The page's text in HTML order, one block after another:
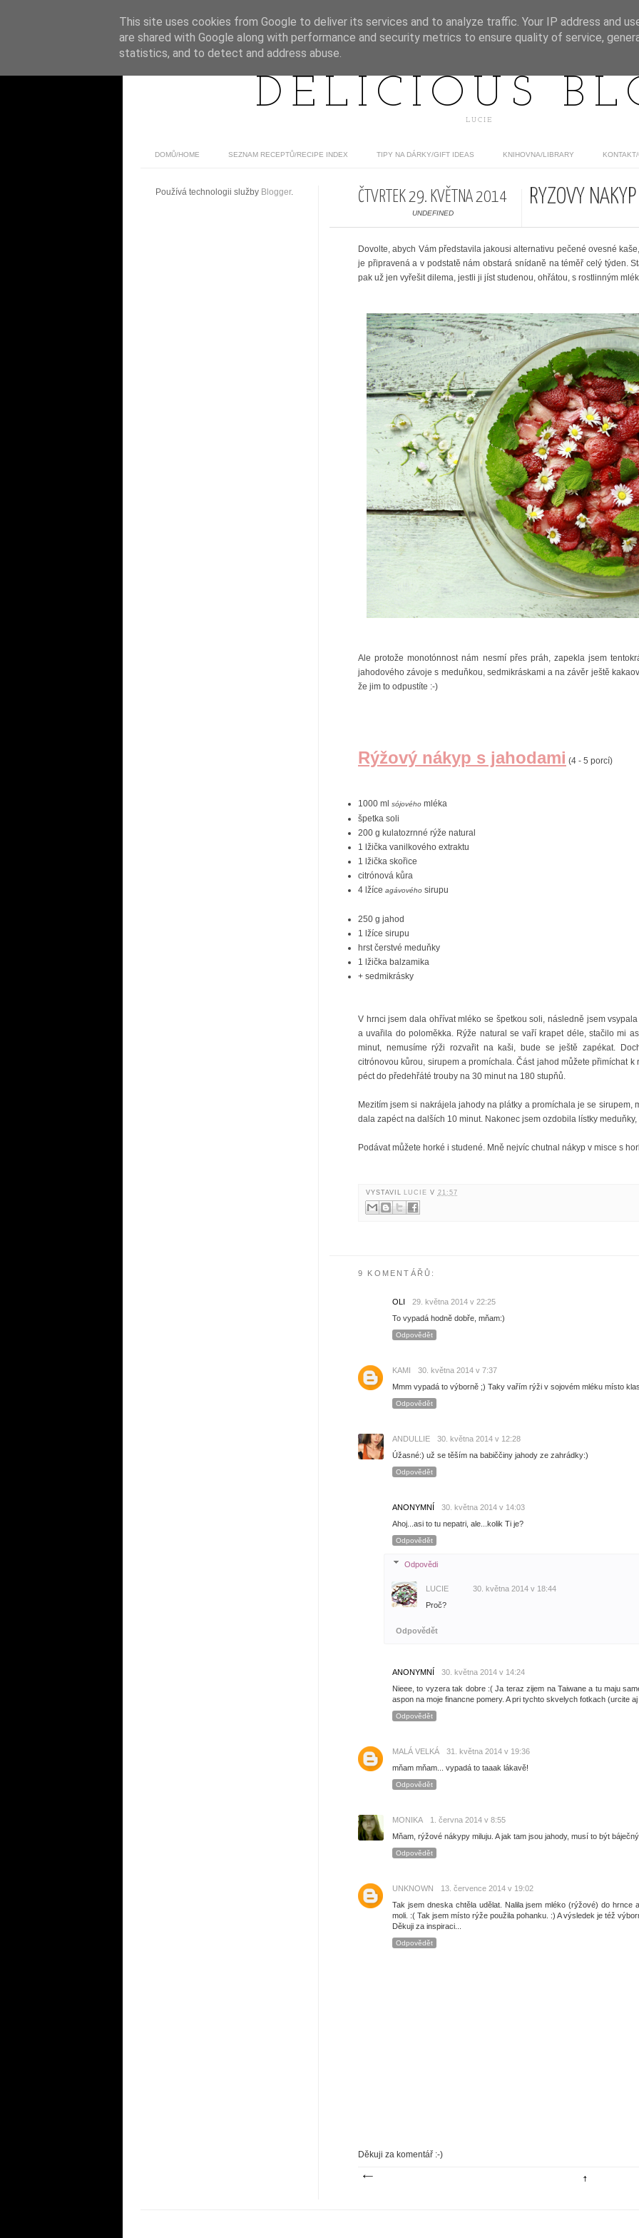
DELICIOUS
LUCIE
DOMŮ/HOME SEZNAM RECEPTŮ/RECIPE INDEX TIPY NA DÁRKY/GIFT IDEAS KNIHOVNA/LIBRARY
ČTVRTEK 29. KVĚTNA 2014
UNDEFINED
RÝŽOVÝ
Dovolte, abych Vám představila jakousi alternativu pečené ovesné
je připravená a v podstatě nám obstará snídaně na téměř celý týden.
pak už jen vyřešit dilema, jestli ji jíst studenou, ohřátou, s rostlinným
Ale protože monotónnost nám nesmí přes práh, zapekla jsem
jahodového závoje s meduňkou, sedmikráskami a na závěr ještě
že jim to odpustíte :-)
Rýžový nákyp s jahodami (4 - 5 porcí)
1000 ml sójového mléka
špetka soli
200 g kulatozrnné rýže natural
1 lžička vanilkového extraktu
1 lžička skořice
citrónová kůra
4 lžíce agávového sirupu
250 g jahod
1 lžíce sirupu
hrst čerstvé meduňky
1 lžička balzamika
+ sedmikrásky
V hrnci jsem dala ohřívat mléko se špetkou soli, následně jsem vsypala
a uvařila do poloměkka. Rýže natural se vaří krapet déle, stačilo mi
minut, nemusíme rýži rozvařit na kaši, bude se ještě zapékat.
citrónovou kůrou, sirupem a promíchala. Část jahod můžete přimíchat
péct do předehřáté trouby na 30 minut na 180 stupňů.
Mezitím jsem si nakrájela jahody na plátky a promíchala je se sirupem,
dala zapéct na dalších 10 minut. Nakonec jsem ozdobila lístky
Podávat můžete horké i studené. Mně nejvíc chutnal nákyp v misce s
VYSTAVIL LUCIEV 21:57
9 KOMENTÁŘŮ:
OLI
29. května 2014 v 22:25
To vypadá hodně dobře, mňam:)
Odpovědět
KAMI
30. května 2014 v 7:37
Mmm vypadá to výborně ;) Taky vařím rýži v sojovém mléku místo
Odpovědět
ANDULLIE
30. května 2014 v 12:28
Úžasné:) už se těším na babiččiny jahody ze zahrádky:)
Odpovědět
ANONYMNÍ
30. května 2014 v 14:03
Ahoj...asi to tu nepatri, ale...kolik Ti je?
Odpovědět
Odpovědi
LUCIE
30. května 2014 v 18:44
Proč?
Odpovědět
ANONYMNÍ
30. května 2014 v 14:24
Nieee, to vyzera tak dobre :( Ja teraz zijem na Taiwane a tu maju
aspon na moje financne pomery. A pri tychto skvelych fotkach (urcite
Odpovědět
MALÁ VELKÁ
31. května 2014 v 19:36
mňam mňam... vypadá to taaak lákavě!
Odpovědět
MONIKA
1. června 2014 v 8:55
Mňam, rýžové nákypy miluju. A jak tam jsou jahody, musí to být báječný.
Odpovědět
UNKNOWN
13. července 2014 v 19:02
Tak jsem dneska chtěla udělat. Nalila jsem mléko (rýžové) do
moli. :( Tak jsem místo rýže použila pohanku. :) A výsledek je též
Děkuji za inspiraci...
Odpovědět
Děkuji za komentář :-)
Používá technologii služby Blogger.
This site uses cookies from Google to deliver its services and to analyze traffic. Your IP address and
are shared with Google along with performance and security metrics to ensure quality of service,
statistics, and to detect and address abuse.